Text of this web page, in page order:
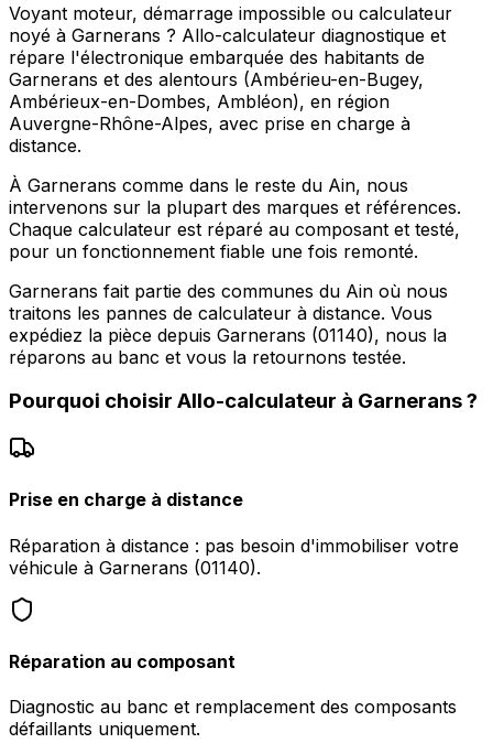
Voyant moteur, démarrage impossible ou calculateur
noyé à Garnerans ? Allo-calculateur diagnostique et
répare l'électronique embarquée des habitants de
Garnerans et des alentours (Ambérieu-en-Bugey,
Ambérieux-en-Dombes, Ambléon), en région
Auvergne-Rhône-Alpes, avec prise en charge à
distance.
À Garnerans comme dans le reste du Ain, nous
intervenons sur la plupart des marques et références.
Chaque calculateur est réparé au composant et testé,
pour un fonctionnement fiable une fois remonté.
Garnerans fait partie des communes du Ain où nous
traitons les pannes de calculateur à distance. Vous
expédiez la pièce depuis Garnerans (01140), nous la
réparons au banc et vous la retournons testée.
Pourquoi choisir Allo-calculateur à Garnerans?
Prise en charge à distance
Réparation à distance : pas besoin d'immobiliser votre
véhicule à Garnerans (01140).
Réparation au composant
Diagnostic au banc et remplacement des composants
défaillants uniquement.